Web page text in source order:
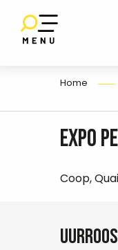
contenu
Home
Expo
Coop,